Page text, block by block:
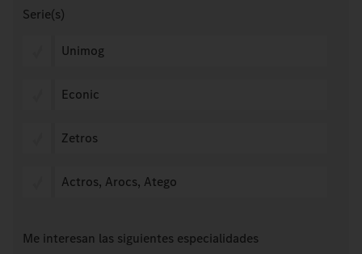
Serie(s)
Unimog
Econic
Zetros
Actros, Arocs, Atego
Me interesan las siguientes especialidades